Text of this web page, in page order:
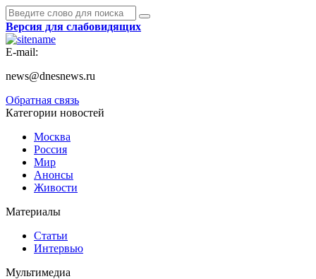
Версия для слабовидящих
E-mail:
news@dnesnews.ru
Обратная связь
Категории новостей
Москва
Россия
Мир
Анонсы
Живости
Материалы
Статьи
Интервью
Мультимедиа